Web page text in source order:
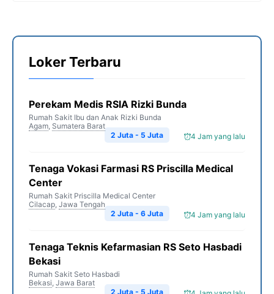
Loker Terbaru
Perekam Medis RSIA Rizki Bunda
Rumah Sakit Ibu dan Anak Rizki Bunda
Agam, Sumatera Barat
4 Jam yang lalu
2 Juta - 5 Juta
Tenaga Vokasi Farmasi RS Priscilla Medical
Center
Rumah Sakit Priscilla Medical Center
Cilacap, Jawa Tengah
4 Jam yang lalu
2 Juta - 6 Juta
Tenaga Teknis Kefarmasian RS Seto Hasbadi
Bekasi
Rumah Sakit Seto Hasbadi
Bekasi, Jawa Barat
2 Juta - 5 Juta